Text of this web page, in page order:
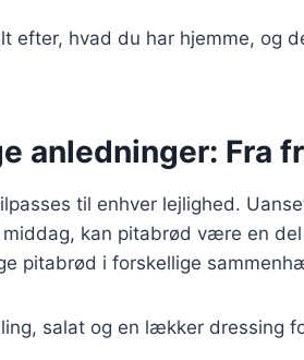
efter, hvad du har hjemme, og
anledninger: Fra
til enhver lejlighed.
kan pitabrød være en
pitabrød i forskellige
salat og en lækker dressing